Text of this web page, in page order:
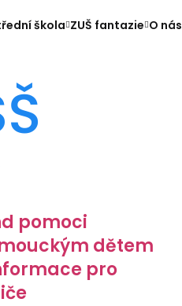
škola ZUŠ fantazie O nás
pomoci
dětem
pro